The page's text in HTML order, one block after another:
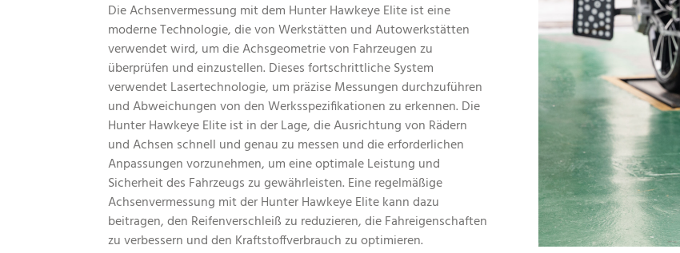
Die Achsenvermessung mit dem Hunter Hawkeye Elite ist eine
moderne Technologie, die von Werkstätten und Autowerkstätten
verwendet wird, um die Achsgeometrie von Fahrzeugen zu
überprüfen und einzustellen. Dieses fortschrittliche System
verwendet Lasertechnologie, um präzise Messungen durchzuführen
und Abweichungen von den Werksspezifikationen zu erkennen. Die
Hunter Hawkeye Elite ist in der Lage, die Ausrichtung von Rädern
und Achsen schnell und genau zu messen und die erforderlichen
Anpassungen vorzunehmen, um eine optimale Leistung und
Sicherheit des Fahrzeugs zu gewährleisten. Eine regelmäßige
Achsenvermessung mit der Hunter Hawkeye Elite kann dazu
beitragen, den Reifenverschleiß zu reduzieren, die Fahreigenschaften
zu verbessern und den Kraftstoffverbrauch zu optimieren.